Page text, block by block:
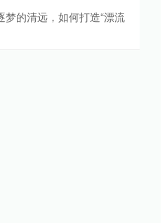
的清远，如何打造“漂流